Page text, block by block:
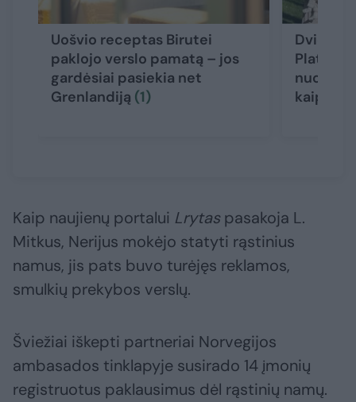
Uošvio receptas Birutei
paklojo verslo pamatą – jos
gardėsiai pasiekia net
Grenlandiją (1)
Dviem
nuotykį:
kaip
Kaip naujienų portalui Lrytaspasakoja L.
Mitkus, Nerijus mokėjo statyti rąstinius
namus, jis pats buvo turėjęs reklamos,
smulkių prekybos verslų.
Šviežiai iškepti partneriai Norvegijos
ambasados tinklapyje susirado 14 įmonių
registruotus paklausimus dėl rąstinių namų.